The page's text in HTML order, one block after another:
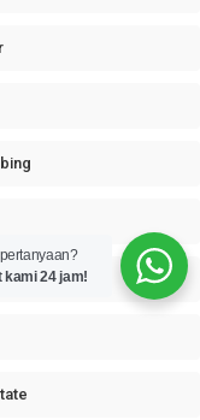
kami 24 jam!